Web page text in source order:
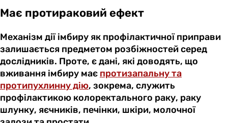
Має протираковий ефект
Механізм дії імбиру як профілактичної приправи
залишається предметом розбіжностей серед
дослідників. Проте, є дані, які доводять, що
вживання імбиру має протизапальну та
протипухлинну дію, зокрема, служить
профілактикою колоректального раку, раку
шлунку, яєчників, печінки, шкіри, молочної